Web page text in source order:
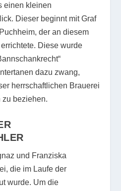
einen kleinen
Dieser beginnt mit Graf
der an diesem
Diese wurde
dazu zwang,
herrschaftlichen Brauerei
zu beziehen.
und Franziska
die im Laufe der
wurde. Um die